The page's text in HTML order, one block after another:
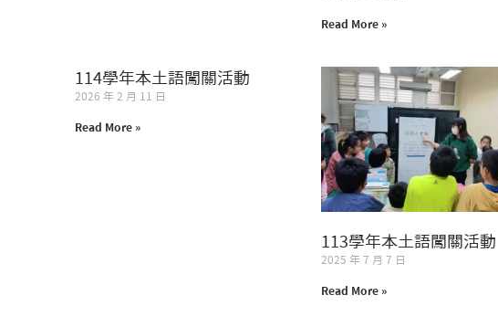
Read More »
114學年本土語闖關活動
2026 年 2 月 11 日
Read More »
113學年本土語闖關活動
2025 年 7 月 7 日
Read More »